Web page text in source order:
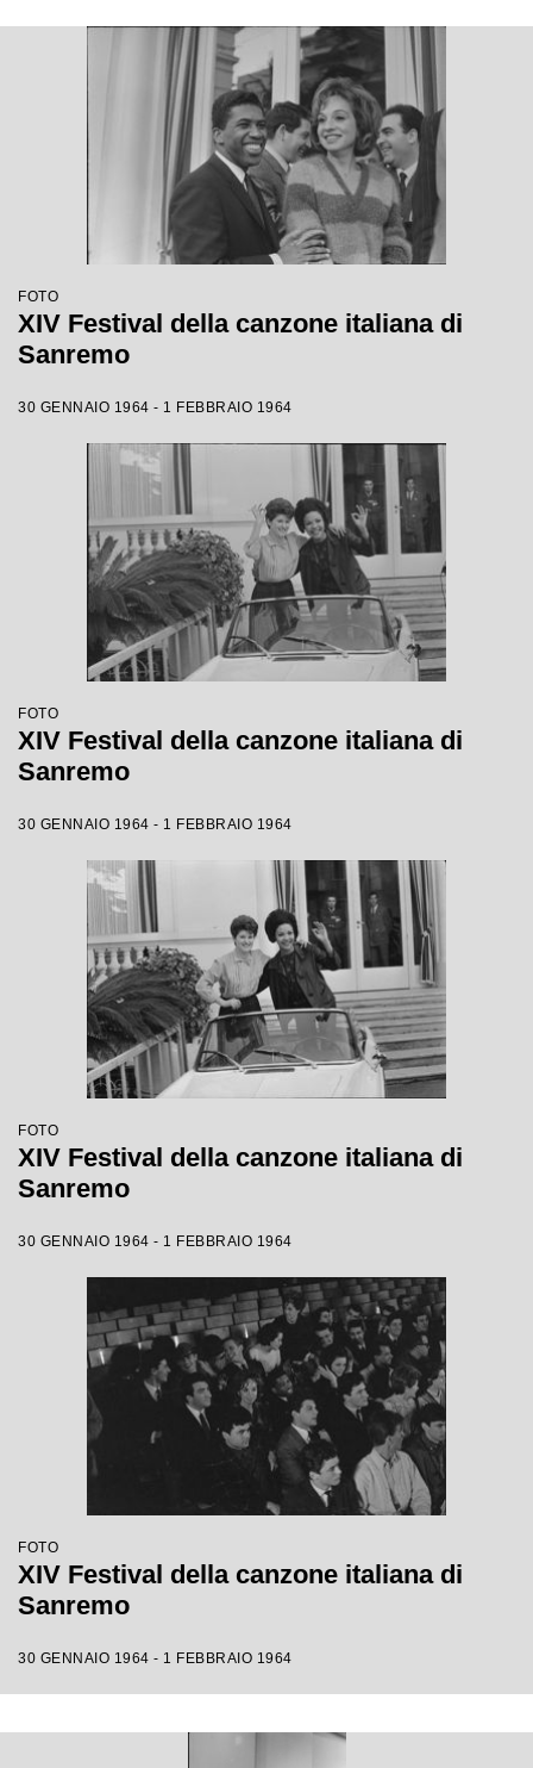
FOTO
XIV Festival della canzone italiana di
Sanremo
30 GENNAIO 1964 - 1 FEBBRAIO 1964
FOTO
XIV Festival della canzone italiana di
Sanremo
30 GENNAIO 1964 - 1 FEBBRAIO 1964
FOTO
XIV Festival della canzone italiana di
Sanremo
30 GENNAIO 1964 - 1 FEBBRAIO 1964
FOTO
XIV Festival della canzone italiana di
Sanremo
30 GENNAIO 1964 - 1 FEBBRAIO 1964